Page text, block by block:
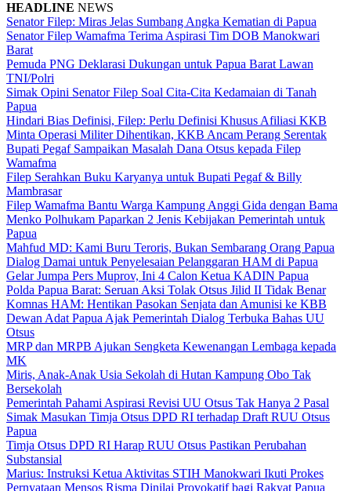
HEADLINE NEWS
Senator Filep: Miras Jelas Sumbang Angka Kematian di Papua
Senator Filep Wamafma Terima Aspirasi Tim DOB Manokwari
Barat
Pemuda PNG Deklarasi Dukungan untuk Papua Barat Lawan
TNI/Polri
Simak Opini Senator Filep Soal Cita-Cita Kedamaian di Tanah
Papua
Hindari Bias Definisi, Filep: Perlu Definisi Khusus Afiliasi KKB
Minta Operasi Militer Dihentikan, KKB Ancam Perang Serentak
Bupati Pegaf Sampaikan Masalah Dana Otsus kepada Filep
Wamafma
Filep Serahkan Buku Karyanya untuk Bupati Pegaf & Billy
Mambrasar
Filep Wamafma Bantu Warga Kampung Anggi Gida dengan Bama
Menko Polhukam Paparkan 2 Jenis Kebijakan Pemerintah untuk
Papua
Mahfud MD: Kami Buru Teroris, Bukan Sembarang Orang Papua
Dialog Damai untuk Penyelesaian Pelanggaran HAM di Papua
Gelar Jumpa Pers Muprov, Ini 4 Calon Ketua KADIN Papua
Polda Papua Barat: Seruan Aksi Tolak Otsus Jilid II Tidak Benar
Komnas HAM: Hentikan Pasokan Senjata dan Amunisi ke KBB
Dewan Adat Papua Ajak Pemerintah Dialog Terbuka Bahas UU
Otsus
MRP dan MRPB Ajukan Sengketa Kewenangan Lembaga kepada
MK
Miris, Anak-Anak Usia Sekolah di Hutan Kampung Obo Tak
Bersekolah
Pemerintah Pahami Aspirasi Revisi UU Otsus Tak Hanya 2 Pasal
Simak Masukan Timja Otsus DPD RI terhadap Draft RUU Otsus
Papua
Timja Otsus DPD RI Harap RUU Otsus Pastikan Perubahan
Substansial
Marius: Instruksi Ketua Aktivitas STIH Manokwari Ikuti Prokes
Pernyataan Mensos Risma Dinilai Provokatif bagi Rakyat Papua